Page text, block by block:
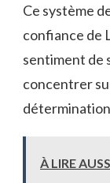
Ce système
confiance de
sentiment de
concentrer
À LIRE